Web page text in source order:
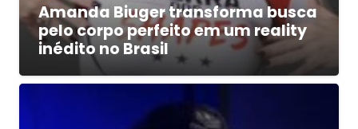
Amanda Biuger transforma busca
pelo corpo perfeito em um reality
inédito no Brasil